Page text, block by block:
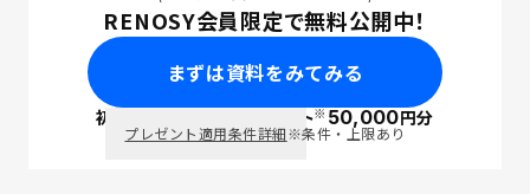
RENOSY会員限定で無料公開中！
まずは資料をみてみる
初回面談で ポイント※50,000円分
プレゼント適用条件詳細※条件・上限あり